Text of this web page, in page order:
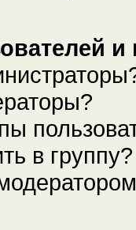
и
в группу?